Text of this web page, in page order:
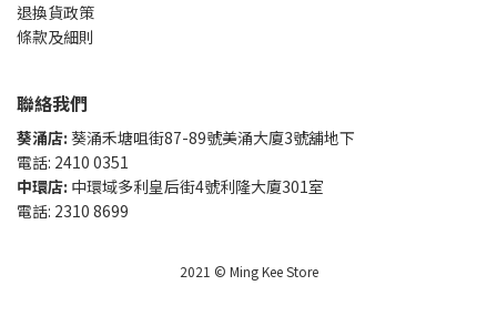
退換貨政策
條款及細則
聯絡我們
葵涌店: 葵涌禾塘咀街87-89號美涌大廈3號舖地下
電話: 2410 0351
中環店: 中環域多利皇后街4號利隆大廈301室
電話: 2310 8699
2021 © Ming Kee Store